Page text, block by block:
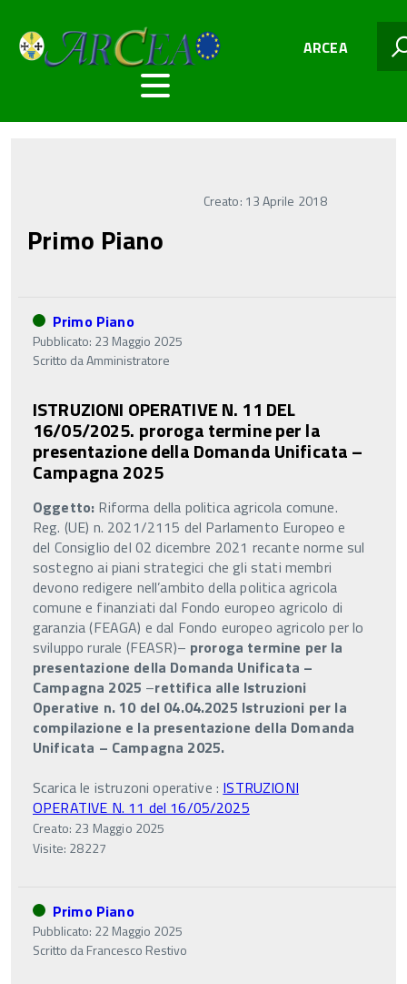
ARCEA
Creato: 13 Aprile 2018
Primo Piano
Primo Piano
Pubblicato: 23 Maggio 2025
Scritto daAmministratore
ISTRUZIONI OPERATIVE N. 11 DEL
16/05/2025. proroga termine per la
presentazione della Domanda Unificata –
Campagna 2025
Oggetto: Riforma della politica agricola comune.
Reg. (UE) n. 2021/2115 del Parlamento Europeo e
del Consiglio del 02 dicembre 2021 recante norme sul
sostegno ai piani strategici che gli stati membri
devono redigere nell’ambito della politica agricola
comune e finanziati dal Fondo europeo agricolo di
garanzia (FEAGA) e dal Fondo europeo agricolo per lo
sviluppo rurale (FEASR)– proroga termine per la
presentazione della Domanda Unificata –
Campagna 2025 –rettifica alle Istruzioni
Operative n. 10 del 04.04.2025 Istruzioni per la
compilazione e la presentazione della Domanda
Unificata – Campagna 2025.
Scarica le istruzoni operative : ISTRUZIONI
OPERATIVE N. 11 del 16/05/2025
Creato: 23 Maggio 2025
Visite: 28227
Primo Piano
Pubblicato: 22 Maggio 2025
Scritto daFrancesco Restivo